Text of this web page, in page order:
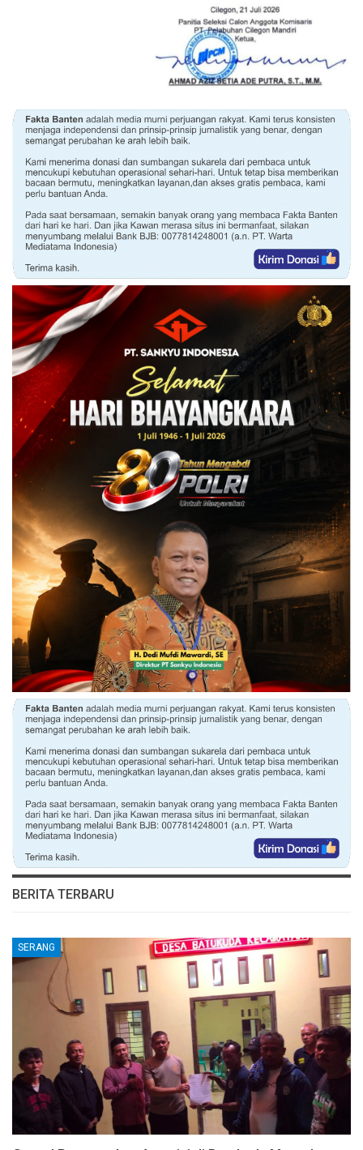
BERITA TERBARU
SERANG